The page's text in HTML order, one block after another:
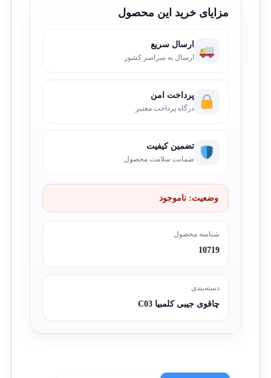
مزایای خرید این محصول
ارسال سریع
ارسال به سراسر کشور
پرداخت امن
درگاه پرداخت معتبر
تضمین کیفیت
ضمانت سلامت محصول
وضعیت: ناموجود
شناسه محصول
10719
دسته‌بندی
چاقوی جیبی کلمبیا C03